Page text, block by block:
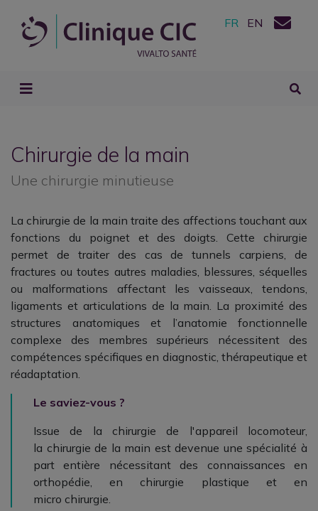
FR EN
Chirurgie de la main
Une chirurgie minutieuse
La chirurgie de la main traite des affections touchant aux
fonctions du poignet et des doigts. Cette chirurgie
permet de traiter des cas de tunnels carpiens, de
fractures ou toutes autres maladies, blessures, séquelles
ou malformations affectant les vaisseaux, tendons,
ligaments et articulations de la main. La proximité des
structures anatomiques et l’anatomie fonctionnelle
complexe des membres supérieurs nécessitent des
compétences spécifiques en diagnostic, thérapeutique et
réadaptation.
Le saviez-vous ?
Issue de la chirurgie de l'appareil locomoteur,
la chirurgie de la main est devenue une spécialité à
part entière nécessitant des connaissances en
orthopédie, en chirurgie plastique et en
micro chirurgie.